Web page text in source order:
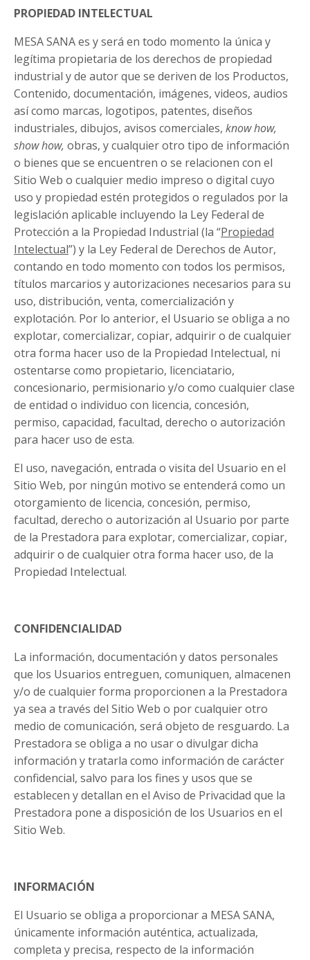
PROPIEDAD INTELECTUAL
MESA SANA es y será en todo momento la única y
legítima propietaria de los derechos de propiedad
industrial y de autor que se deriven de los Productos,
Contenido, documentación, imágenes, videos, audios
así como marcas, logotipos, patentes, diseños
industriales, dibujos, avisos comerciales, know how,
show how, obras, y cualquier otro tipo de información
o bienes que se encuentren o se relacionen con el
Sitio Web o cualquier medio impreso o digital cuyo
uso y propiedad estén protegidos o regulados por la
legislación aplicable incluyendo la Ley Federal de
Protección a la Propiedad Industrial (la “Propiedad
Intelectual”) y la Ley Federal de Derechos de Autor,
contando en todo momento con todos los permisos,
títulos marcarios y autorizaciones necesarios para su
uso, distribución, venta, comercialización y
explotación. Por lo anterior, el Usuario se obliga a no
explotar, comercializar, copiar, adquirir o de cualquier
otra forma hacer uso de la Propiedad Intelectual, ni
ostentarse como propietario, licenciatario,
concesionario, permisionario y/o como cualquier clase
de entidad o individuo con licencia, concesión,
permiso, capacidad, facultad, derecho o autorización
para hacer uso de esta.
El uso, navegación, entrada o visita del Usuario en el
Sitio Web, por ningún motivo se entenderá como un
otorgamiento de licencia, concesión, permiso,
facultad, derecho o autorización al Usuario por parte
de la Prestadora para explotar, comercializar, copiar,
adquirir o de cualquier otra forma hacer uso, de la
Propiedad Intelectual.
CONFIDENCIALIDAD
La información, documentación y datos personales
que los Usuarios entreguen, comuniquen, almacenen
y/o de cualquier forma proporcionen a la Prestadora
ya sea a través del Sitio Web o por cualquier otro
medio de comunicación, será objeto de resguardo. La
Prestadora se obliga a no usar o divulgar dicha
información y tratarla como información de carácter
confidencial, salvo para los fines y usos que se
establecen y detallan en el Aviso de Privacidad que la
Prestadora pone a disposición de los Usuarios en el
Sitio Web.
INFORMACIÓN
El Usuario se obliga a proporcionar a MESA SANA,
únicamente información auténtica, actualizada,
completa y precisa, respecto de la información